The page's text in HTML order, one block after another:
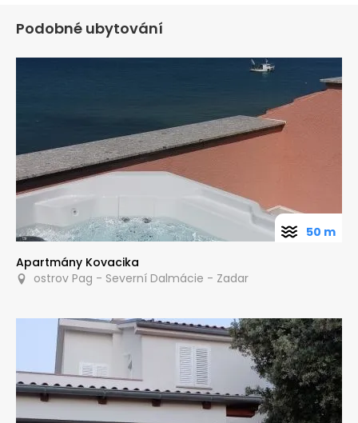
Podobné ubytování
Apartmány Kovacika
ostrov Pag - Severní Dalmácie - Zadar
50 m